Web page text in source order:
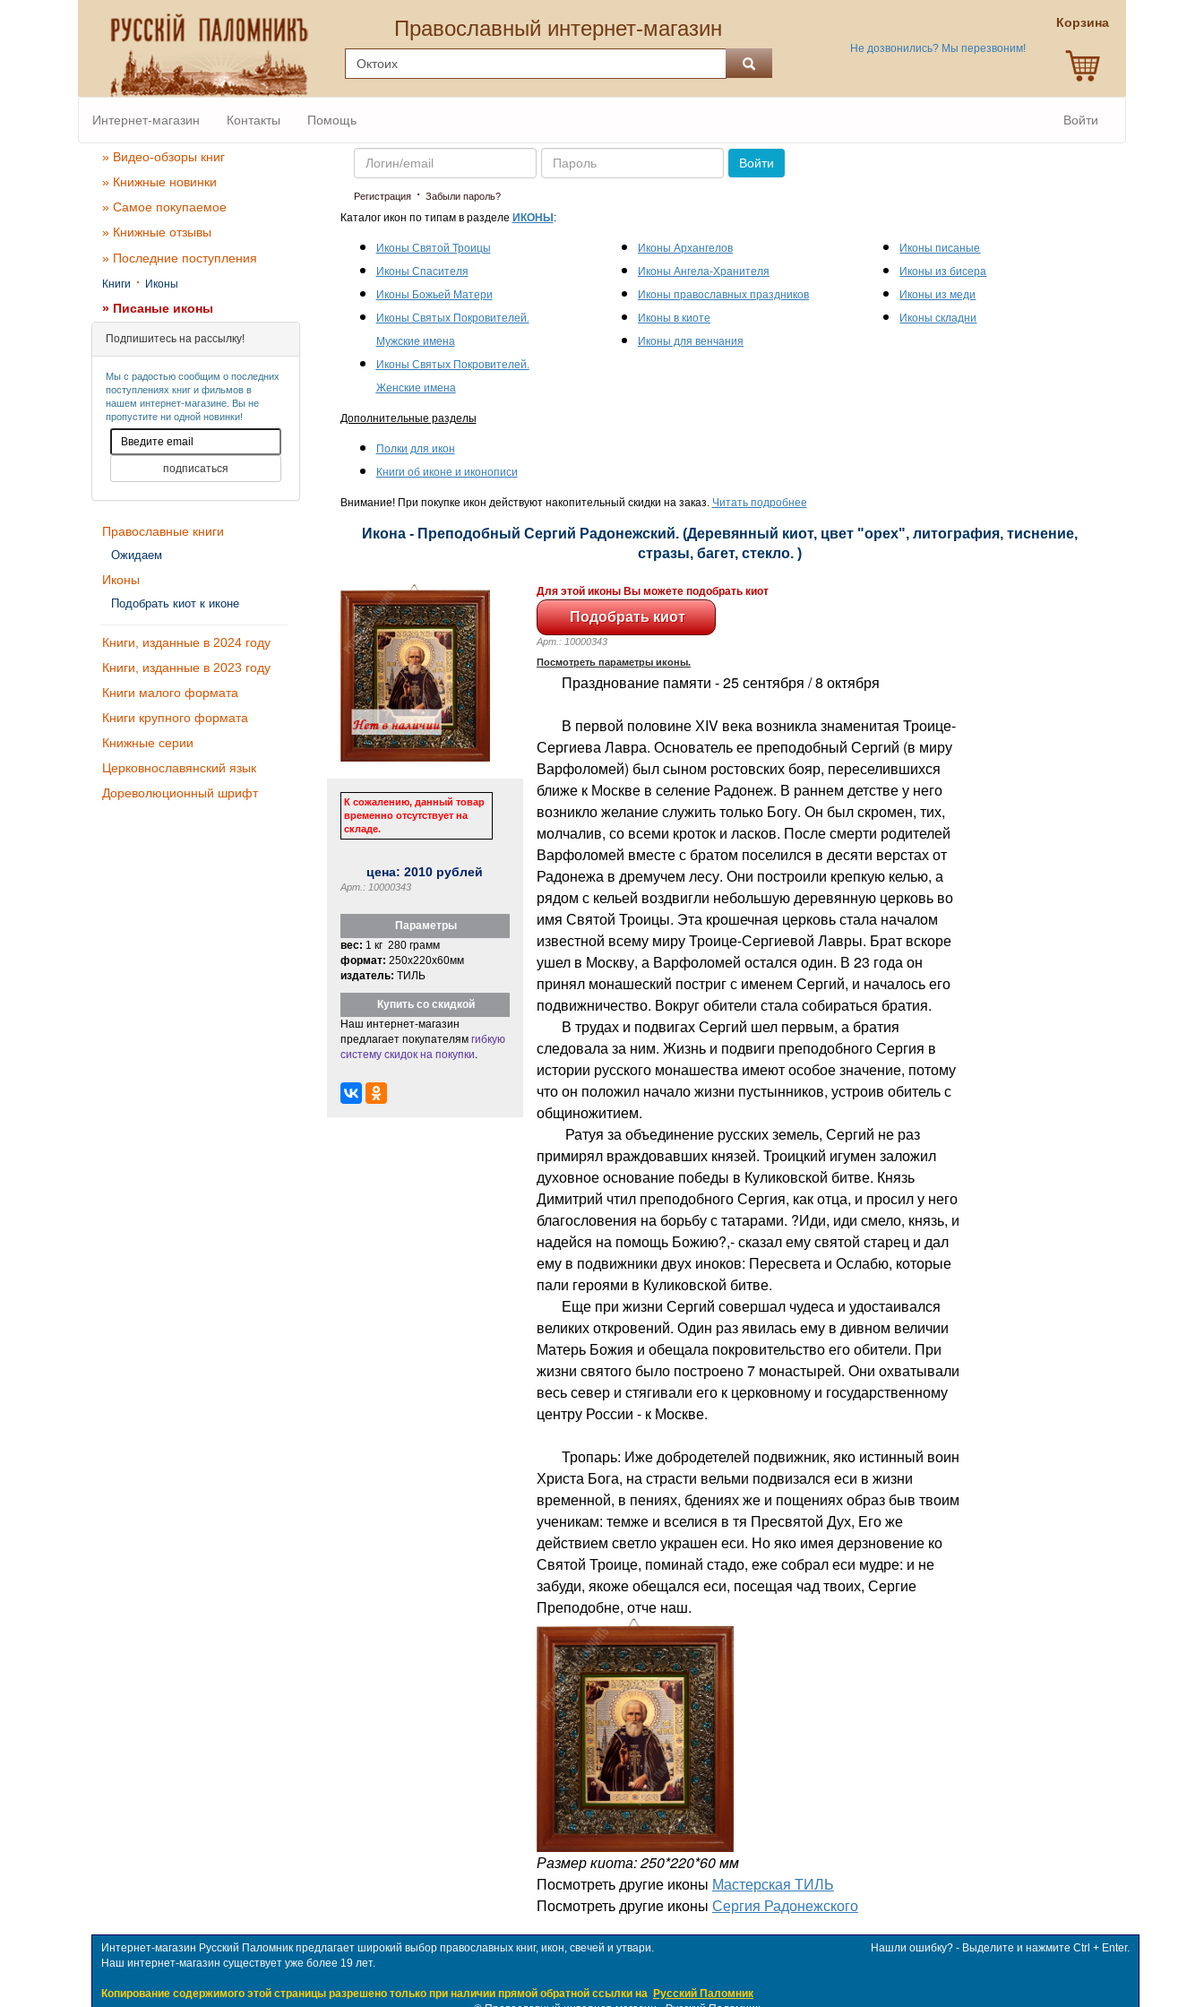
Православный интернет-магазин
Не дозвонились? Мы перезвоним!
Корзина
Интернет-магазин Контакты Помощь Войти
» Видео-обзоры книг
» Книжные новинки
» Самое покупаемое
» Книжные отзывы
» Последние поступления
Книги · Иконы
» Писаные иконы
Подпишитесь на рассылку!
Мы с радостью сообщим о последних
поступлениях книг и фильмов в
нашем интернет-магазине. Вы не
пропустите ни одной новинки!
Православные книги
Ожидаем
Иконы
Подобрать киот к иконе
Книги, изданные в 2024 году
Книги, изданные в 2023 году
Книги малого формата
Книги крупного формата
Книжные серии
Церковнославянский язык
Дореволюционный шрифт
Email Пароль
Войти
Регистрация· Забыли пароль?
Каталог икон по типам в разделе ИКОНЫ :
Иконы Святой Троицы
Иконы Спасителя
Иконы Божьей Матери
Иконы Святых Покровителей.
Мужские имена
Иконы Святых Покровителей.
Женские имена
Иконы Архангелов
Иконы Ангела-Хранителя
Иконы православных праздников
Иконы в киоте
Иконы для венчания
Иконы писаные
Иконы из бисера
Иконы из меди
Иконы складни
Дополнительные разделы
Полки для икон
Книги об иконе и иконописи
Внимание! При покупке икон действуют накопительный скидки на заказ. Читать подробнее
Икона - Преподобный Сергий Радонежский. (Деревянный киот, цвет "орех", литография, тиснение,
стразы, багет, стекло. )
К сожалению, данный товар
временно отсутствует на
складе.
цена:2010 рублей
Арт.: 10000343
Параметры
вес: 1 кг 280 грамм
формат: 250x220x60мм
издатель: ТИЛЬ
Купить со скидкой
Наш интернет-магазин
предлагает покупателям гибкую
систему скидок на покупки
Для этой иконы Вы можете подобрать киот
Арт.: 10000343
Посмотреть параметры иконы.
Празднование памяти - 25 сентября / 8 октября
В первой половине ХIV века возникла знаменитая Троице-
Сергиева Лавра. Основатель ее преподобный Сергий (в миру
Варфоломей) был сыном ростовских бояр, переселившихся
ближе к Москве в селение Радонеж. В раннем детстве у него
возникло желание служить только Богу. Он был скромен, тих,
молчалив, со всеми кроток и ласков. После смерти родителей
Варфоломей вместе с братом поселился в десяти верстах от
Радонежа в дремучем лесу. Они построили крепкую келью, а
рядом с кельей воздвигли небольшую деревянную церковь во
имя Святой Троицы. Эта крошечная церковь стала началом
известной всему миру Троице-Сергиевой Лавры. Брат вскоре
ушел в Москву, а Варфоломей остался один. В 23 года он
принял монашеский постриг с именем Сергий, и началось его
подвижничество. Вокруг обители стала собираться братия.
В трудах и подвигах Сергий шел первым, а братия
следовала за ним. Жизнь и подвиги преподобного Сергия в
истории русского монашества имеют особое значение, потому
что он положил начало жизни пустынников, устроив обитель с
общиножитием.
Ратуя за объединение русских земель, Сергий не раз
примирял враждовавших князей. Троицкий игумен заложил
духовное основание победы в Куликовской битве. Князь
Димитрий чтил преподобного Сергия, как отца, и просил у него
благословения на борьбу с татарами. ?Иди, иди смело, князь, и
надейся на помощь Божию?,- сказал ему святой старец и дал
ему в подвижники двух иноков: Пересвета и Ослабю, которые
пали героями в Куликовской битве.
Еще при жизни Сергий совершал чудеса и удостаивался
великих откровений. Один раз явилась ему в дивном величии
Матерь Божия и обещала покровительство его обители. При
жизни святого было построено 7 монастырей. Они охватывали
весь север и стягивали его к церковному и государственному
центру России - к Москве.
Тропарь: Иже добродетелей подвижник, яко истинный воин
Христа Бога, на страсти вельми подвизался еси в жизни
временной, в пениях, бдениях же и пощениях образ быв твоим
ученикам: темже и вселися в тя Пресвятой Дух, Его же
действием светло украшен еси. Но яко имея дерзновение ко
Святой Троице, поминай стадо, еже собрал еси мудре: и не
забуди, якоже обещался еси, посещая чад твоих, Сергие
Преподобне, отче наш.
Размер киота: 250*220*60 мм
Посмотреть другие иконы Мастерская ТИЛЬ
Посмотреть другие иконы Сергия Радонежского
Интернет-магазин Русский Паломник предлагает широкий выбор православных книг, икон, свечей и утвари.
Наш интернет-магазин существует уже более 19 лет.
Копирование содержимого этой страницы разрешено только при наличии прямой обратной ссылки на Русский Паломник
Нашли ошибку? - Выделите и нажмите Ctrl + Enter.